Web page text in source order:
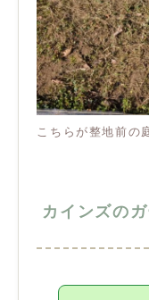
こちらが整地前の
カインズの